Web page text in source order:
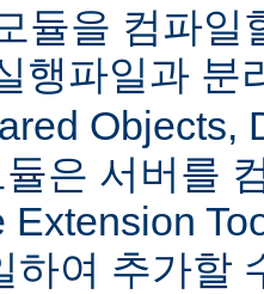
듈을 컴파일
행파일과 분
Objects,
은 서버를
Extension
하여 추가할